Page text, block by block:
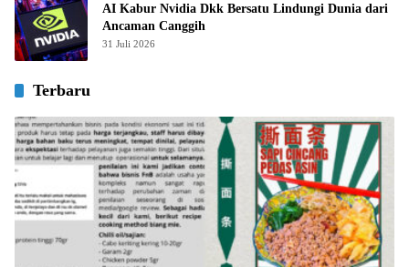
AI Kabur Nvidia Dkk Bersatu Lindungi Dunia dari
Ancaman Canggih
31 Juli 2026
Terbaru